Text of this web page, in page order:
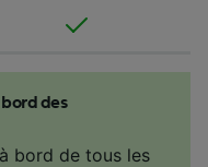
des
bord de tous les